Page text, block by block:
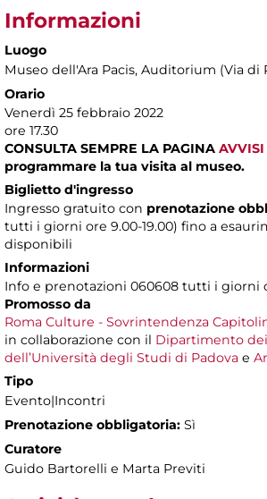
Informazioni
Luogo
Museo dell'Ara Pacis, Auditorium (Via di
Orario
Venerdì 25 febbraio 2022
ore 17.30
CONSULTA SEMPRE LA PAGINA AVVISI
programmare la tua visita al museo.
Biglietto d'ingresso
Ingresso gratuito con prenotazione
tutti i giorni ore 9.00-19.00) fino a
disponibili
Informazioni
Info e prenotazioni 060608 tutti i giorni
Promosso da
Roma Culture - Sovrintendenza
in collaborazione con il Dipartimento
dell’Università degli Studi di Padova e
Tipo
Evento|Incontri
Prenotazione obbligatoria: Sì
Curatore
Guido Bartorelli e Marta Previti